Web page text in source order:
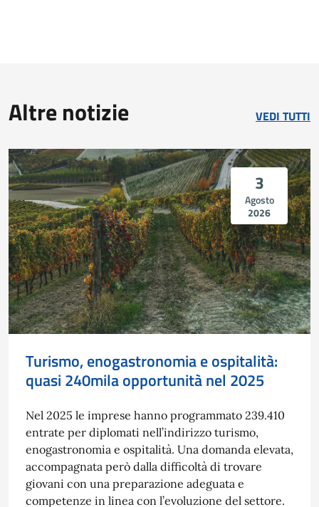
Altre notizie VEDI TUTTI
3
Agosto
2026
Turismo, enogastronomia e ospitalità:
quasi 240mila opportunità nel 2025
Nel 2025 le imprese hanno programmato 239.410
entrate per diplomati nell’indirizzo turismo,
enogastronomia e ospitalità. Una domanda elevata,
accompagnata però dalla difficoltà di trovare
giovani con una preparazione adeguata e
competenze in linea con l’evoluzione del settore.